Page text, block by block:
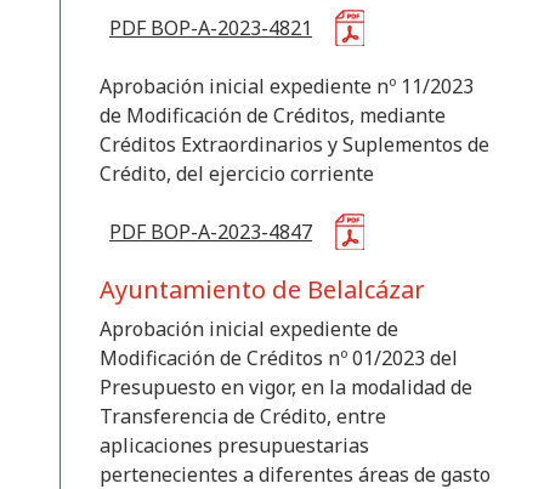
PDF BOP-A-2023-4821
Aprobación inicial expediente nº 11/2023
de Modificación de Créditos, mediante
Créditos Extraordinarios y Suplementos de
Crédito, del ejercicio corriente
PDF BOP-A-2023-4847
Ayuntamiento de Belalcázar
Aprobación inicial expediente de
Modificación de Créditos nº 01/2023 del
Presupuesto en vigor, en la modalidad de
Transferencia de Crédito, entre
aplicaciones presupuestarias
pertenecientes a diferentes áreas de gasto